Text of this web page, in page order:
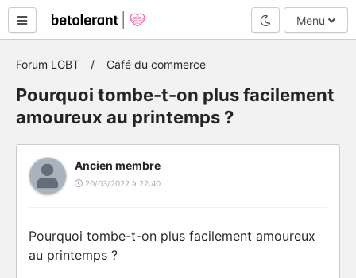
Mode nuit
Menu
Forum LGBT Café du commerce
Pourquoi tombe-t-on plus facilement
amoureux au printemps ?
Ancien membre
20/03/2022 à 22:40
Pourquoi tombe-t-on plus facilement amoureux
au printemps ?